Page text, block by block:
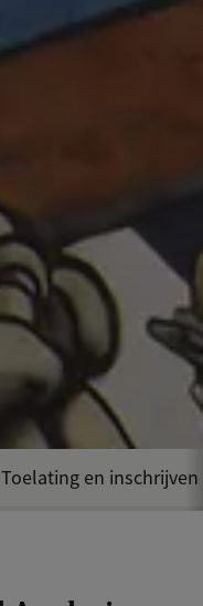
Toelating en inschrijven